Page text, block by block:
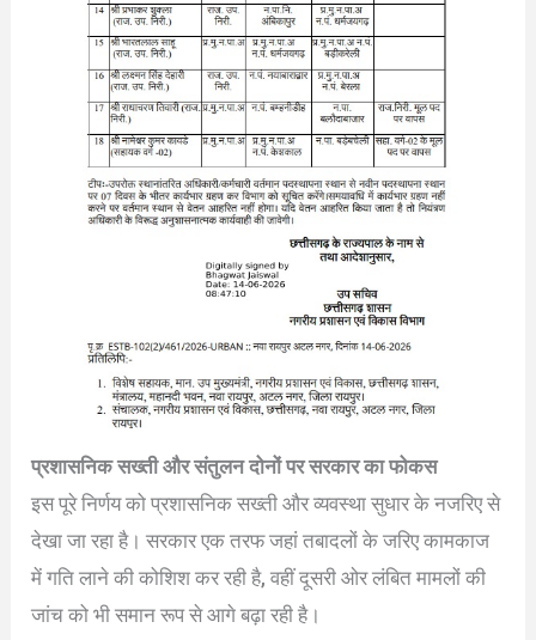
प्रशासनिक सख्ती और संतुलन दोनों पर सरकार का फोकस
इस पूरे निर्णय को प्रशासनिक सख्ती और व्यवस्था सुधार के नजरिए से
देखा जा रहा है। सरकार एक तरफ जहां तबादलों के जरिए कामकाज
में गति लाने की कोशिश कर रही है, वहीं दूसरी ओर लंबित मामलों की
जांच को भी समान रूप से आगे बढ़ा रही है।